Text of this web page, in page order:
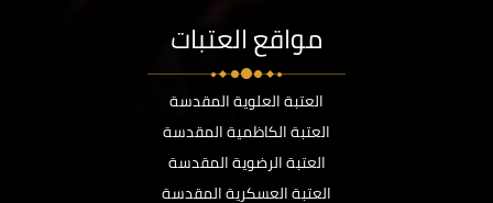
مواقع العتبات
العتبة العلوية المقدسة
العتبة الكاظمية المقدسة
العتبة الرضوية المقدسة
العتبة العسكرية المقدسة